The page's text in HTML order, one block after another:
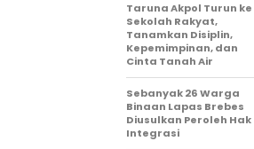
Taruna Akpol Turun ke
Sekolah Rakyat,
Tanamkan Disiplin,
Kepemimpinan, dan
Cinta Tanah Air
Sebanyak 26 Warga
Binaan Lapas Brebes
Diusulkan Peroleh Hak
Integrasi